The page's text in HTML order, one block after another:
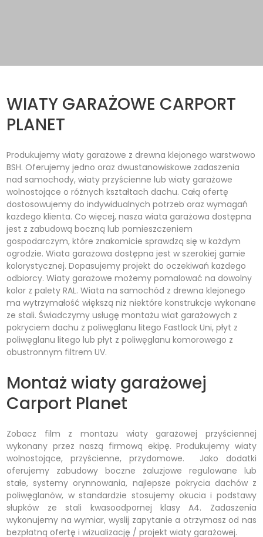
WIATY GARAŻOWE CARPORT
PLANET
Produkujemy wiaty garażowe z drewna klejonego warstwowo
BSH. Oferujemy jedno oraz dwustanowiskowe zadaszenia
nad samochody, wiaty przyścienne lub wiaty garażowe
wolnostojące o różnych kształtach dachu. Całą ofertę
dostosowujemy do indywidualnych potrzeb oraz wymagań
każdego klienta. Co więcej, nasza wiata garażowa dostępna
jest z zabudową boczną lub pomieszczeniem
gospodarczym, które znakomicie sprawdzą się w każdym
ogrodzie. Wiata garażowa dostępna jest w szerokiej gamie
kolorystycznej. Dopasujemy projekt do oczekiwań każdego
odbiorcy. Wiaty garażowe możemy pomalować na dowolny
kolor z palety RAL. Wiata na samochód z drewna klejonego
ma wytrzymałość większą niż niektóre konstrukcje wykonane
ze stali. Świadczymy usługę montażu wiat garażowych z
pokryciem dachu z poliwęglanu litego Fastlock Uni, płyt z
poliwęglanu litego lub płyt z poliwęglanu komorowego z
obustronnym filtrem UV.
Montaż wiaty garażowej
Carport Planet
Zobacz film z montażu wiaty garażowej przyściennej
wykonany przez naszą firmową ekipę. Produkujemy wiaty
wolnostojące, przyścienne, przydomowe. Jako dodatki
oferujemy zabudowy boczne żaluzjowe regulowane lub
stałe, systemy orynnowania, najlepsze pokrycia dachów z
poliwęglanów, w standardzie stosujemy okucia i podstawy
słupków ze stali kwasoodpornej klasy A4. Zadaszenia
wykonujemy na wymiar, wyslij zapytanie a otrzymasz od nas
bezpłatną ofertę i wizualizację / projekt wiaty garażowej.